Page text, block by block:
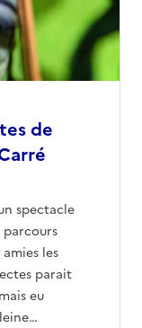
de
spectacle
parcours
les
parait
eu